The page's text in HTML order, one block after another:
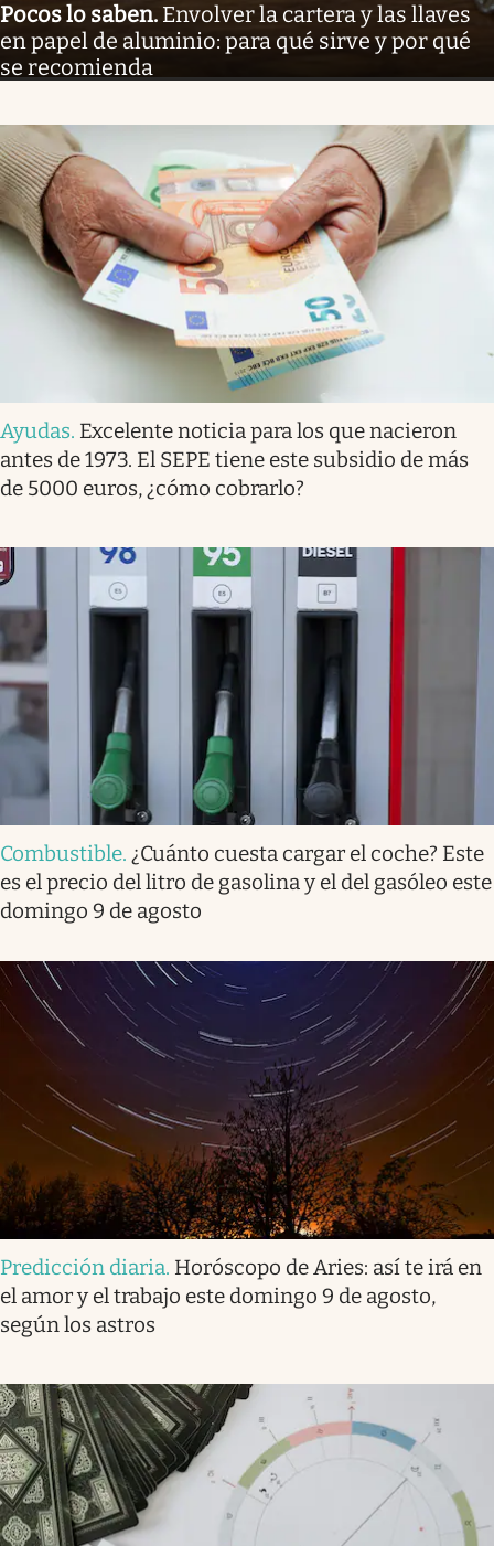
Pocos lo saben. Envolver la cartera y las llaves
en papel de aluminio: para qué sirve y por qué
se recomienda
Ayudas. Excelente noticia para los que nacieron
antes de 1973. El SEPE tiene este subsidio de más
de 5000 euros, ¿cómo cobrarlo?
Combustible. ¿Cuánto cuesta cargar el coche? Este
es el precio del litro de gasolina y el del gasóleo este
domingo 9 de agosto
Predicción diaria. Horóscopo de Aries: así te irá en
el amor y el trabajo este domingo 9 de agosto,
según los astros